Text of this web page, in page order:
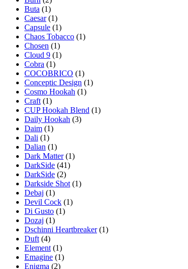
Buta (1)
Caesar(1)
Capsule (1)
Chaos Tobacco (1)
Chosen (1)
Cloud 9 (1)
Cobra (1)
COCOBRICO (1)
Conceptic Design (1)
Cosmo Hookah (1)
Craft (1)
CUP Hookah Blend (1)
Daily Hookah (3)
Daim (1)
Dali (1)
Dalian (1)
Dark Matter(1)
DarkSide (41)
DarkSide (2)
Darkside Shot (1)
Debaj (1)
Devil Cock (1)
Di Gusto (1)
Dozaj (1)
Dschinni Heartbreaker(1)
Duft (4)
Element (1)
Emagine (1)
Enigma (2)